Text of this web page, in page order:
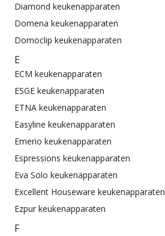
Diamond keukenapparaten
Domena keukenapparaten
Domoclip keukenapparaten
E
ECM keukenapparaten
ESGE keukenapparaten
ETNA keukenapparaten
Easyline keukenapparaten
Emerio keukenapparaten
Espressions keukenapparaten
Eva Solo keukenapparaten
Excellent Houseware keukenapparaten
Ezpur keukenapparaten
F